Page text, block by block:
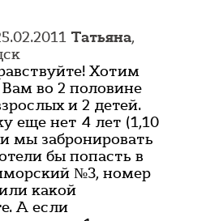
Татьяна,
Хотим
во 2 половине
и 2 детей.
еще нет 4 лет (1,10
мы забронировать
бы попасть в
№3, номер
какой
А если